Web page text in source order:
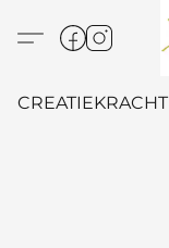
CREATIEKRACHT